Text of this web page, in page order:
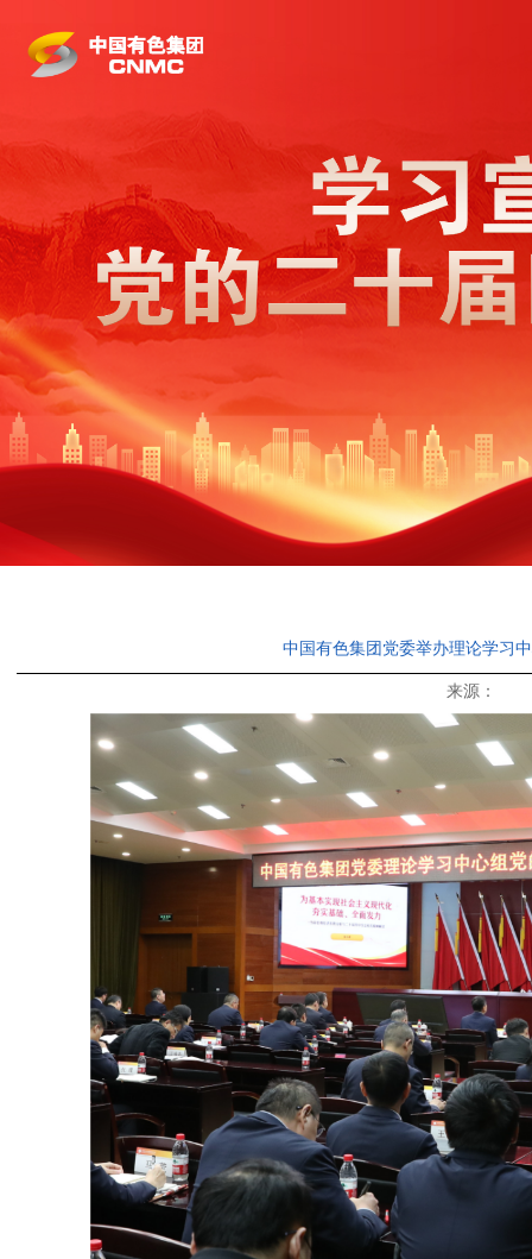
中国有色集团党委举办理论学习
来源：